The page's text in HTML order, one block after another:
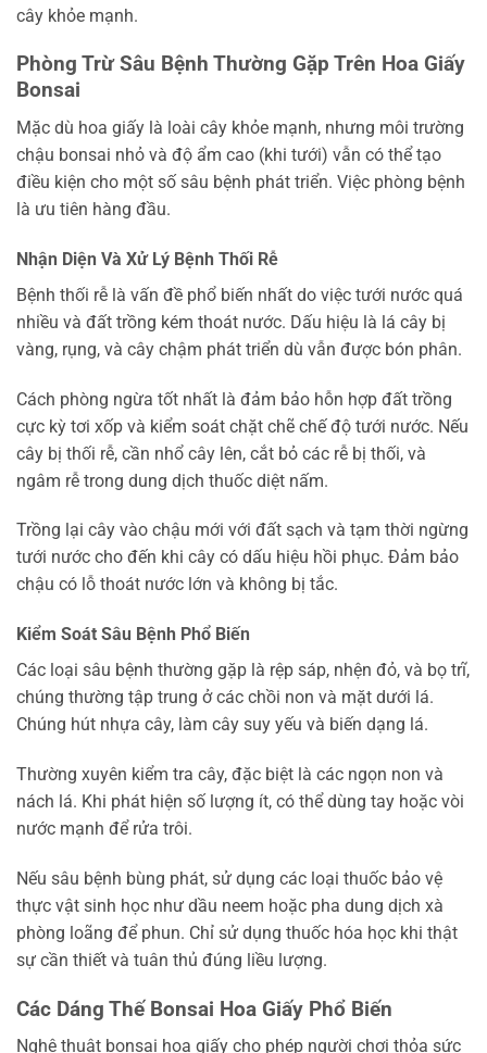
cây khỏe mạnh.
Phòng Trừ Sâu Bệnh Thường Gặp Trên Hoa Giấy
Bonsai
Mặc dù hoa giấy là loài cây khỏe mạnh, nhưng môi trường
chậu bonsai nhỏ và độ ẩm cao (khi tưới) vẫn có thể tạo
điều kiện cho một số sâu bệnh phát triển. Việc phòng bệnh
là ưu tiên hàng đầu.
Nhận Diện Và Xử Lý Bệnh Thối Rễ
Bệnh thối rễ là vấn đề phổ biến nhất do việc tưới nước quá
nhiều và đất trồng kém thoát nước. Dấu hiệu là lá cây bị
vàng, rụng, và cây chậm phát triển dù vẫn được bón phân.
Cách phòng ngừa tốt nhất là đảm bảo hỗn hợp đất trồng
cực kỳ tơi xốp và kiểm soát chặt chẽ chế độ tưới nước. Nếu
cây bị thối rễ, cần nhổ cây lên, cắt bỏ các rễ bị thối, và
ngâm rễ trong dung dịch thuốc diệt nấm.
Trồng lại cây vào chậu mới với đất sạch và tạm thời ngừng
tưới nước cho đến khi cây có dấu hiệu hồi phục. Đảm bảo
chậu có lỗ thoát nước lớn và không bị tắc.
Kiểm Soát Sâu Bệnh Phổ Biến
Các loại sâu bệnh thường gặp là rệp sáp, nhện đỏ, và bọ trĩ,
chúng thường tập trung ở các chồi non và mặt dưới lá.
Chúng hút nhựa cây, làm cây suy yếu và biến dạng lá.
Thường xuyên kiểm tra cây, đặc biệt là các ngọn non và
nách lá. Khi phát hiện số lượng ít, có thể dùng tay hoặc vòi
nước mạnh để rửa trôi.
Nếu sâu bệnh bùng phát, sử dụng các loại thuốc bảo vệ
thực vật sinh học như dầu neem hoặc pha dung dịch xà
phòng loãng để phun. Chỉ sử dụng thuốc hóa học khi thật
sự cần thiết và tuân thủ đúng liều lượng.
Các Dáng Thế Bonsai Hoa Giấy Phổ Biến
Nghệ thuật bonsai hoa giấy cho phép người chơi thỏa sức